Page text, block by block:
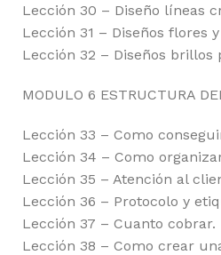
Lección 30 – Diseño líneas
Lección 31 – Diseños flores
Lección 32 – Diseños brillos
MODULO 6 ESTRUCTURA
Lección 33 – Como
Lección 34 – Como
Lección 35 – Atención al
Lección 36 – Protocolo y
Lección 37 – Cuanto cobrar.
Lección 38 – Como crear